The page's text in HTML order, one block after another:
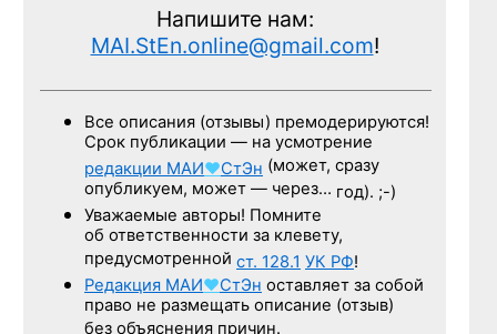
Напишите нам:
MAI.StEn.online@gmail.com!
Все описания (отзывы) премодерируются!
Срок публикации — на усмотрение
редакции МАИ♥СтЭн (может, сразу
опубликуем, может — через… год). ;-)
Уважаемые авторы! Помните
об ответственности за клевету,
предусмотренной ст. 128.1 УК РФ!
Редакция МАИ♥СтЭн оставляет за собой
право не размещать описание (отзыв)